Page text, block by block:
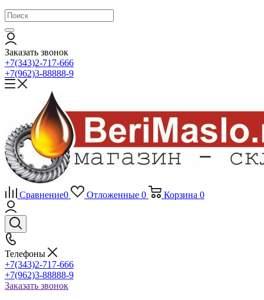
Заказать звонок
+7(343)2-717-666
+7(962)3-88888-9
Сравнение0 Отложенные 0 Корзина 0
Телефоны
+7(343)2-717-666
+7(962)3-88888-9
Заказать звонок